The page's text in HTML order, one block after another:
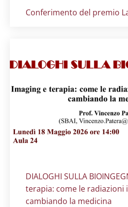
Titolo card:
Conferimento del premio
Titolo card:
DIALOGHI SULLA
terapia: come le radiazioni
cambiando la medicina